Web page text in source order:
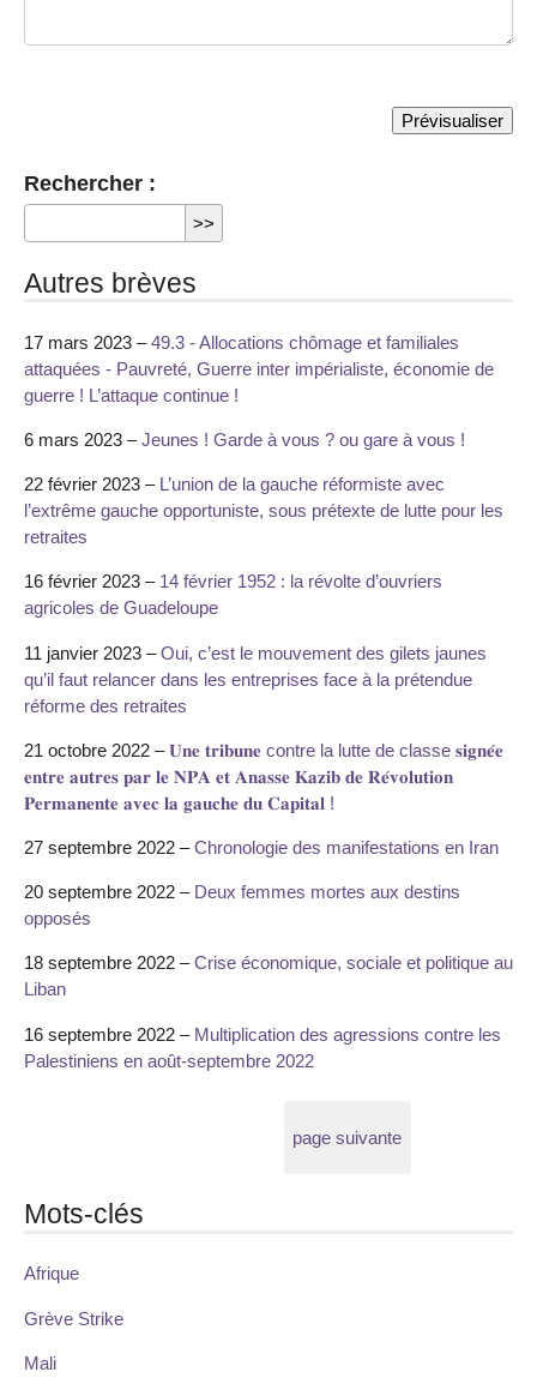
Rechercher :
Autres brèves
17 mars 2023 –49.3 - Allocations chômage et familiales
attaquées - Pauvreté, Guerre inter impérialiste, économie de
guerre ! L’attaque continue !
6 mars 2023 –Jeunes ! Garde à vous ? ou gare à vous !
22 février 2023 – L’union de la gauche réformiste avec
l’extrême gauche opportuniste, sous prétexte de lutte pour les
retraites
16 février 2023 – 14 février 1952 : la révolte d’ouvriers
agricoles de Guadeloupe
11 janvier 2023 –Oui, c’est le mouvement des gilets jaunes
qu’il faut relancer dans les entreprises face à la prétendue
réforme des retraites
21 octobre 2022 –𝐔𝐧𝐞 𝐭𝐫𝐢𝐛𝐮𝐧𝐞 contre la lutte de classe 𝐬𝐢𝐠𝐧𝐞́𝐞
𝐞𝐧𝐭𝐫𝐞 𝐚𝐮𝐭𝐫𝐞𝐬 𝐩𝐚𝐫 𝐥𝐞 𝐍𝐏𝐀 𝐞𝐭 𝐀𝐧𝐚𝐬𝐬𝐞 𝐊𝐚𝐳𝐢𝐛 𝐝𝐞 𝐑𝐞́𝐯𝐨𝐥𝐮𝐭𝐢𝐨𝐧
𝐏𝐞𝐫𝐦𝐚𝐧𝐞𝐧𝐭𝐞 𝐚𝐯𝐞𝐜 𝐥𝐚 𝐠𝐚𝐮𝐜𝐡𝐞 𝐝𝐮 𝐂𝐚𝐩𝐢𝐭𝐚𝐥 !
27 septembre 2022 –Chronologie des manifestations en Iran
20 septembre 2022 – Deux femmes mortes aux destins
opposés
18 septembre 2022 –Crise économique, sociale et politique au
Liban
16 septembre 2022 – Multiplication des agressions contre les
Palestiniens en août-septembre 2022
page suivante
Mots-clés
Afrique
Grève Strike
Mali